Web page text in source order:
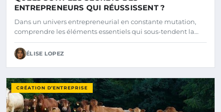
ENTREPRENEURS QUI RÉUSSISSENT ?
Dans un univers entrepreneurial en constante mutation,
comprendre les éléments essentiels qui sous-tendent la…
ÉLISE LOPEZ
CRÉATION D’ENTREPRISE